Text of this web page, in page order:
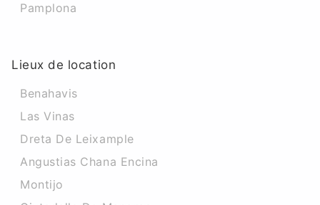
Pamplona
Lieux de location
Benahavis
Las Vinas
Dreta De Leixample
Angustias Chana Encina
Montijo